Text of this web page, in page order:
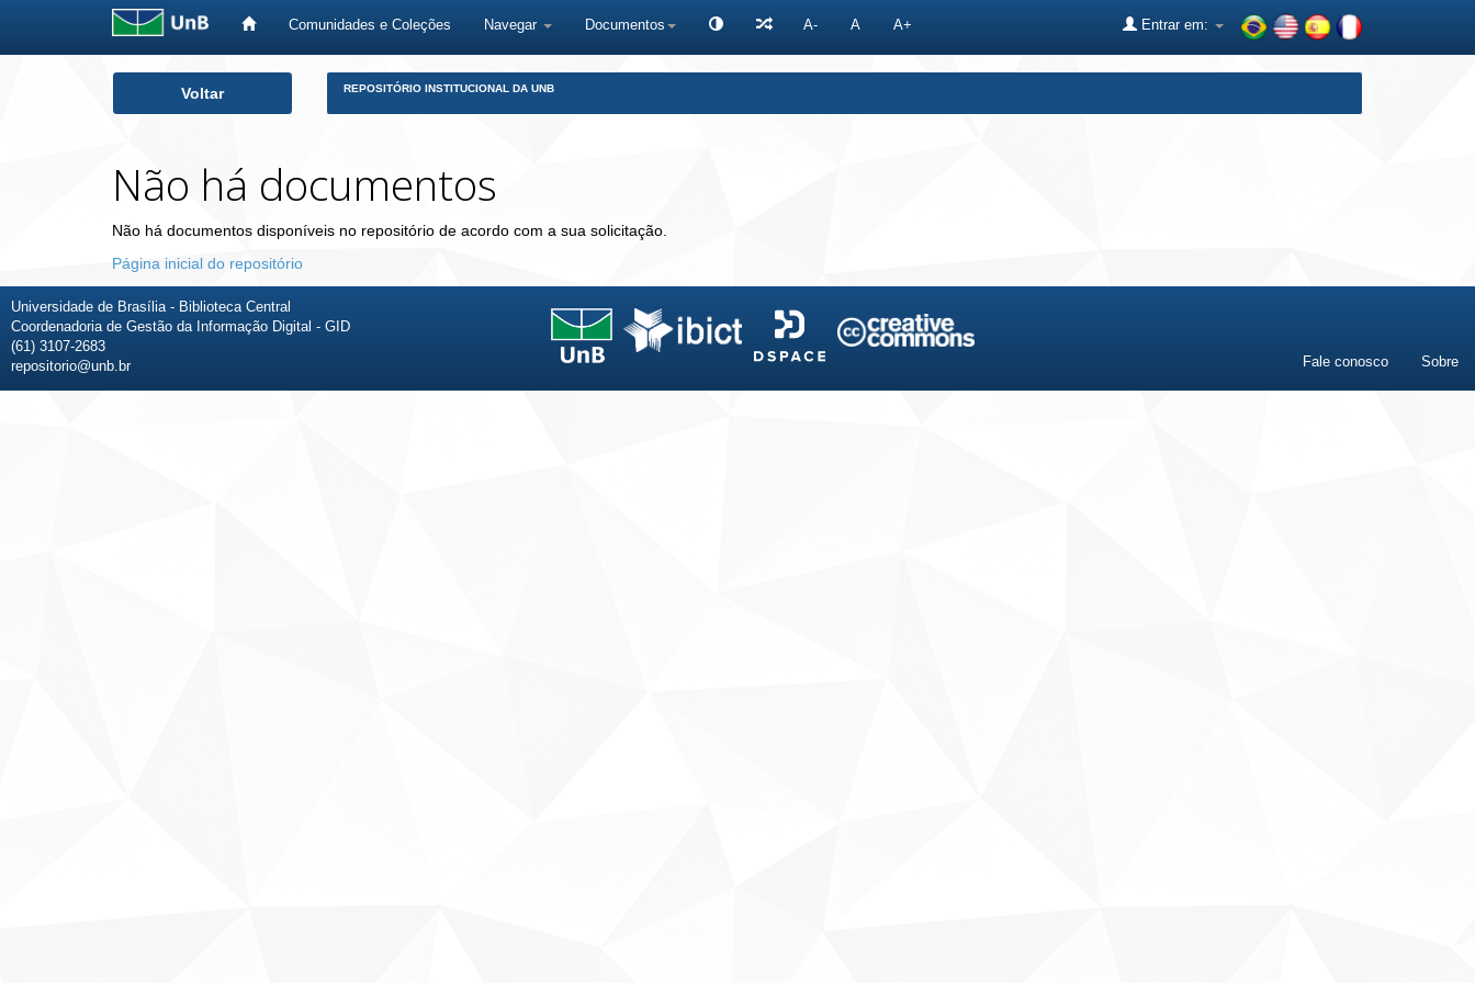
Comunidades e Coleções Navegar Documentos A- A A+ Entrar em:
Voltar REPOSITÓRIO INSTITUCIONAL DA UNB
Não há documentos
Não há documentos disponíveis no repositório de acordo com a sua solicitação.
Página inicial do repositório
Universidade de Brasília - Biblioteca Central
Coordenadoria de Gestão da Informação Digital - GID
(61) 3107-2683
repositorio@unb.br
Fale conosco Sobre